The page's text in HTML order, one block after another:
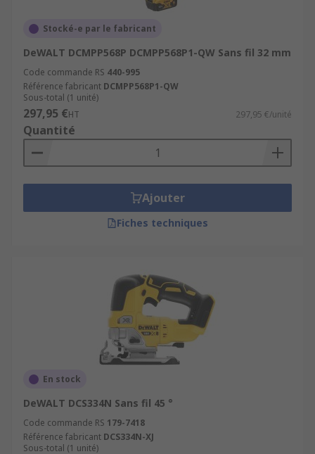
Stocké-e par le fabricant
DeWALT DCMPP568P DCMPP568P1-QW Sans fil 32 mm
Code commande RS 440-995
Référence fabricant DCMPP568P1-QW
Sous-total (1 unité)
297,95 €HT 297,95 €/unité
Quantité
Ajouter
Fiches techniques
En stock
DeWALT DCS334N Sans fil 45 °
Code commande RS 179-7418
Référence fabricant DCS334N-XJ
Sous-total (1 unité)